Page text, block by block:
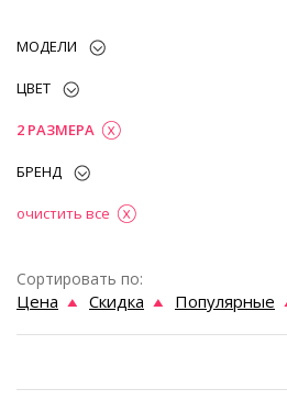
МОДЕЛИ
ЦВЕТ
2 РАЗМЕРА
БРЕНД
очистить все
Сортировать по:
Цена Скидка Популярные